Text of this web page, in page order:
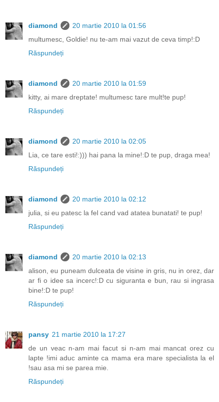
diamond
20 martie 2010 la 01:56
multumesc, Goldie! nu te-am mai vazut de ceva timp!:D
Răspundeți
diamond
20 martie 2010 la 01:59
kitty, ai mare dreptate! multumesc tare mult!te pup!
Răspundeți
diamond
20 martie 2010 la 02:05
Lia, ce tare esti!:))) hai pana la mine!:D te pup, draga mea!
Răspundeți
diamond
20 martie 2010 la 02:12
julia, si eu patesc la fel cand vad atatea bunatati! te pup!
Răspundeți
diamond
20 martie 2010 la 02:13
alison, eu puneam dulceata de visine in gris, nu in orez, dar
ar fi o idee sa incerc!:D cu siguranta e bun, rau si ingrasa
bine!:D te pup!
Răspundeți
pansy 21 martie 2010 la 17:27
de un veac n-am mai facut si n-am mai mancat orez cu
lapte !imi aduc aminte ca mama era mare specialista la el
!sau asa mi se parea mie.
Răspundeți